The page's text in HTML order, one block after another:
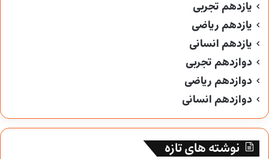
یازدهم تجربی
یازدهم ریاضی
یازدهم انسانی
دوازدهم تجربی
دوازدهم ریاضی
دوازدهم انسانی
نوشته های تازه